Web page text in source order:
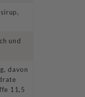
und
davon
11,5